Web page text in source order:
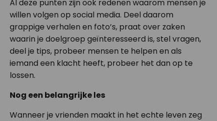
Al deze punten zijn ook redenen waarom mensen je
willen volgen op social media. Deel daarom
grappige verhalen en foto’s, praat over zaken
waarin je doelgroep geïnteresseerd is, stel vragen,
deel je tips, probeer mensen te helpen en als
iemand een klacht heeft, probeer het dan op te
lossen.
Nog een belangrijke les
Wanneer je vrienden maakt in het echte leven zeg